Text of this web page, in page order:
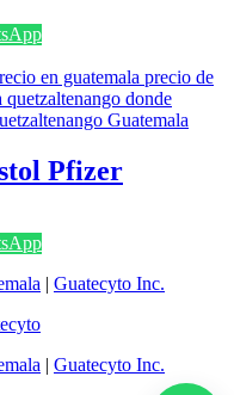
Pfizer
| Guatecyto Inc.
| Guatecyto Inc.